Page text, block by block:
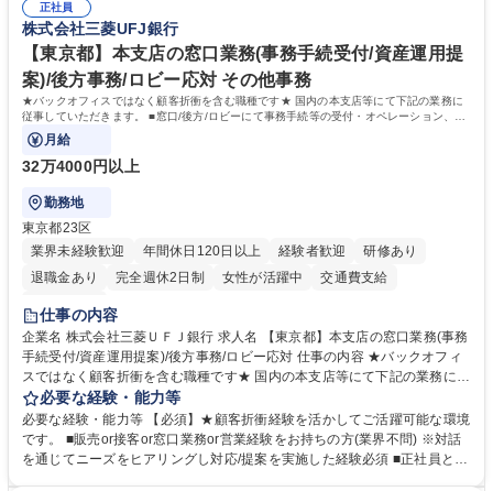
平均100件前後■メール・手紙：同上40件前後 募集職種 中野本社【お客様
相談室】お客様のお声をもとにより良い商品づくりへ貢献
すのでご安心ください。 【当社について】キリングループの広報機能を担
う会社として、お客様との出会いを大切にし、磨き上げたホスピタリティ
を込めてコミュニケーションをとりながら広報関連業務を行っておりま
す。 学歴・資格 学歴：大学院 大学 高専 短大 専修学校 高校 語学力： 資
格：
正社員
株式会社三菱UFJ銀行
【東京都】本支店の窓口業務(事務手続受付/資産運用提
案)/後方事務/ロビー応対 その他事務
★バックオフィスではなく顧客折衝を含む職種です★ 国内の本支店等にて下記の業務に
従事していただきます。 ■窓口/後方/ロビーにて事務手続等の受付・オペレーション、お
客様対応
月給
32万4000円以上
勤務地
東京都23区
業界未経験歓迎
年間休日120日以上 経験者歓迎
研修あり
退職金あり
完全週休2日制 女性が活躍中
交通費支給
土日祝休み
仕事の内容
企業名 株式会社三菱ＵＦＪ銀行 求人名 【東京都】本支店の窓口業務(事務
手続受付/資産運用提案)/後方事務/ロビー応対 仕事の内容 ★バックオフィ
スではなく顧客折衝を含む職種です★ 国内の本支店等にて下記の業務に従
事していただきます。 ■窓口/後方/ロビーにて事務手続等の受付・オペレ
ーション、お客様対応 ■窓口にて、ご来店された個人のお客様に対して金
融商品のご提案 ■効率的な事務運用の検討・構築等 ≪業務紹介：ご応募前
に必ずご覧ください≫ ※記事 https://www.mysite.bk.mufg.jp/career/circle/
必要な経験・能力等
必要な経験・能力等 【必須】★顧客折衝経験を活かしてご活躍可能な環境
です。 ■販売or接客or窓口業務or営業経験をお持ちの方(業界不問) ※対話
を通じてニーズをヒアリングし対応/提案を実施した経験必須 ■正社員とし